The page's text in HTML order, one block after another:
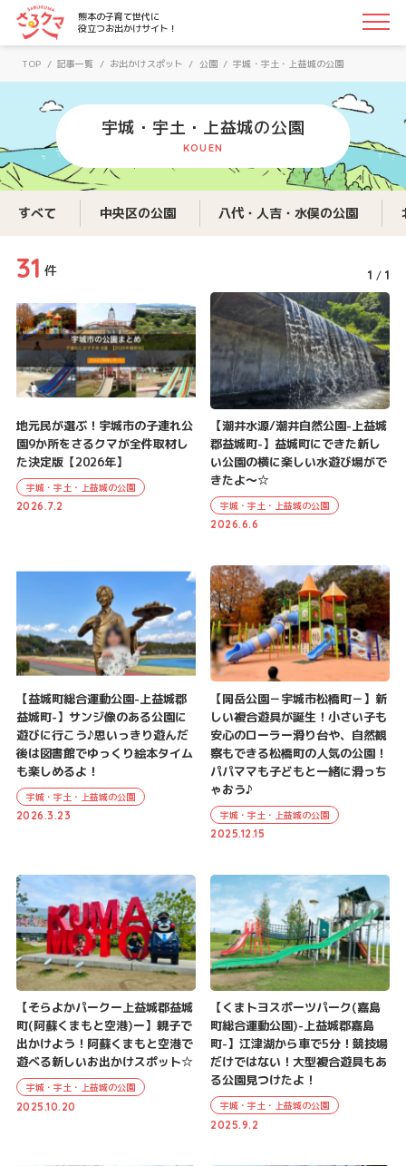
さるクマ-さるこう、熊本-｜熊本の子育て世代に役立つお
熊本の子育て世代に
役立つお出かけサイト！
TOP / 記事一覧 / お出かけスポット / 公園 / 宇城・宇土・上益城の公園
宇城・宇土・上益城の公園
KOUEN
すべて 中央区の公園 八代・人吉・水俣の公園
31 件 1/ 1
地元民が選ぶ！宇城市の子連れ公
園9か所をさるクマが全件取材し
た決定版【2026年】
宇城・宇土・上益城の公園
2026.7.2
【潮井水源/潮井自然公園-上益城
郡益城町-】益城町にできた新し
い公園の横に楽しい水遊び場がで
きたよ～☆
宇城・宇土・上益城の公園
2026.6.6
【益城町総合運動公園-上益城郡
益城町-】サンジ像のある公園に
遊びに行こう♪思いっきり遊んだ
後は図書館でゆっくり絵本タイム
も楽しめるよ！
宇城・宇土・上益城の公園
2026.3.23
【岡岳公園－宇城市松橋町－】新
しい複合遊具が誕生！小さい子も
安心のローラー滑り台や、自然観
察もできる松橋町の人気の公園！
パパママも子どもと一緒に滑っち
ゃおう♪
宇城・宇土・上益城の公園
2025.12.15
【そらよかパークー上益城郡益城
町(阿蘇くまもと空港)ー】親子で
出かけよう！阿蘇くまもと空港で
遊べる新しいお出かけスポット☆
宇城・宇土・上益城の公園
2025.10.20
【くまトヨスポーツパーク(嘉島
町総合運動公園)-上益城郡嘉島
町-】江津湖から車で5分！競技場
だけではない！大型複合遊具もあ
る公園見つけたよ！
宇城・宇土・上益城の公園
2025.9.2